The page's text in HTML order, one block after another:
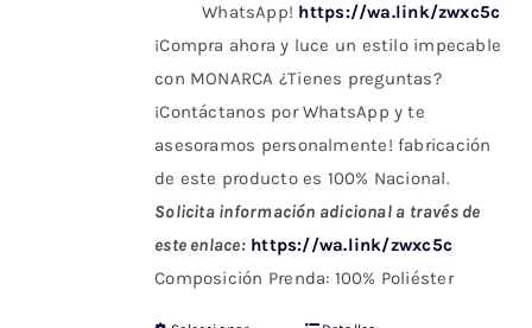
WhatsApp! https://wa.link/zwxc5c
¡Compra ahora y luce un estilo impecable
con MONARCA ¿Tienes preguntas?
¡Contáctanos por WhatsApp y te
asesoramos personalmente! fabricación
de este producto es 100% Nacional.
Solicita información adicional a través de
este enlace: https://wa.link/zwxc5c
Composición Prenda: 100% Poliéster